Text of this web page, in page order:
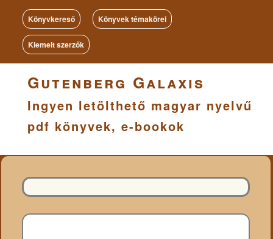
Könyvkereső Könyvek témakörei
Kiemelt szerzők
Gutenberg Galaxis
Ingyen letölthető magyar nyelvű
pdf könyvek, e-bookok